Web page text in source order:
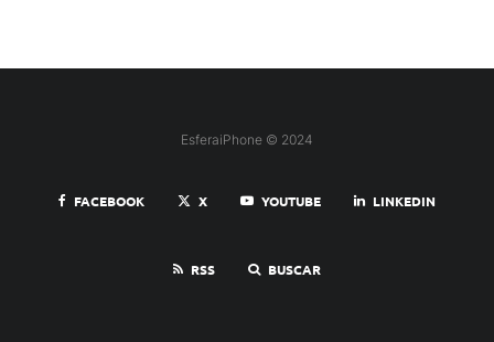
EsferaiPhone © 2024
FACEBOOK X YOUTUBE LINKEDIN
RSS BUSCAR